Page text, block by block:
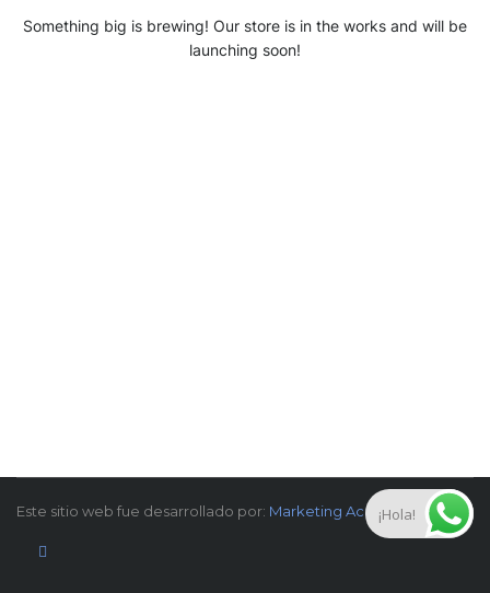
Something big is brewing! Our store is in the works and will be
launching soon!
Este sitio web fue desarrollado por: Marketing Academia
¡Hola!